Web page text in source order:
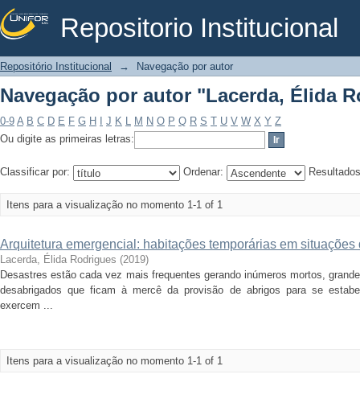
Repositorio Institucional
Navegação por autor "Lacerda, Élida
Repositório Institucional → Navegação por autor
Navegação por autor "Lacerda, Élida
0-9 A B C D E F G H J K L M N O P Q R S T U V W X Y Z
Ou digite as primeiras letras:
Classificar por: Ordenar:
Itens para a visualização no momento 1-1 of 1
Arquitetura emergencial: habitações temporárias em
Lacerda, Élida Rodrigues (2019)
Desastres estão cada vez mais frequentes gerando inúmeros mortos,
desabrigados que ficam à mercê da provisão de abrigos para se
exercem ...
Itens para a visualização no momento 1-1 of 1